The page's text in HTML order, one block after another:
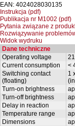
EAN: 4024028030135
Instrukcja (pdf)
Publikacja nr M1002 (pdf)
Pytania związane z
Rozwiązywanie
Widok wydruku
Dane techniczne
Operating voltage
Current consumption
<
Switching contact
(floating)
1
Turn-on brightness
Turn-off brightness
Delay in reaction
Temperature range
Dimensions